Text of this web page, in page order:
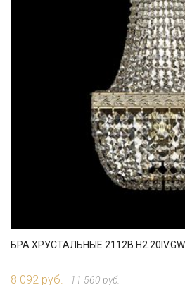
БРА ХРУСТАЛЬНЫЕ 2112B.H2.20IV.GW
8 092 руб. 11 560 руб.